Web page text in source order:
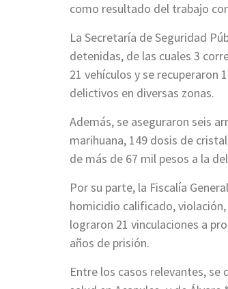
como resultado del trabajo
La Secretaría de Seguridad
detenidas, de las cuales 3
21 vehículos y se
delictivos en diversas zonas.
Además, se aseguraron seis
marihuana, 149 dosis de
de más de 67 mil pesos a la
Por su parte, la Fiscalía
homicidio calificado,
lograron 21 vinculaciones a
años de prisión.
Entre los casos relevantes,